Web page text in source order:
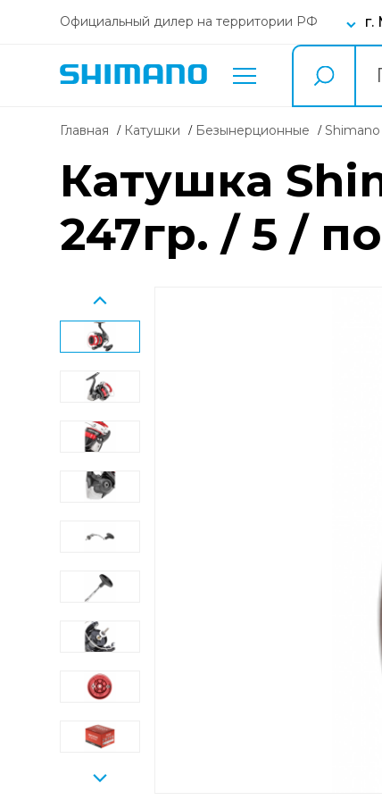
Официальный дилер на территории РФ г.
Главная Катушки безынерционные
Катушка
247гр. / 5 /